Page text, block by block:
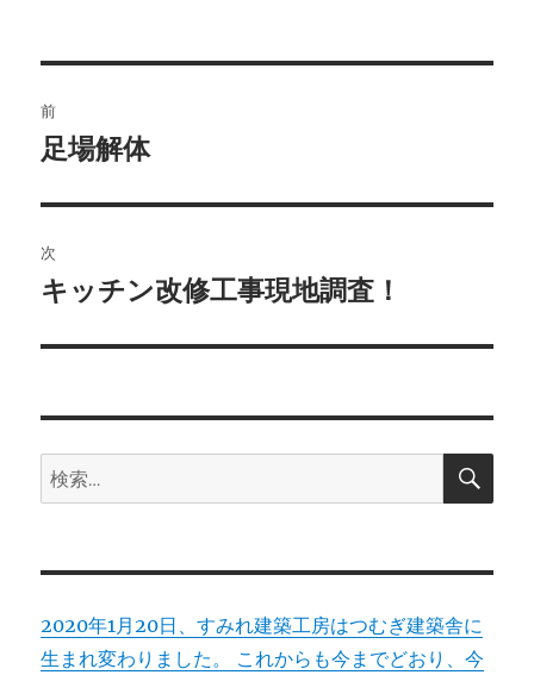
稿
ビ
ゲ
ー
ン
前
前
投
稿:
足場解体
次
次
投
キッチン改修工事現地調査！
検
索:
検
2020年1月20日、すみれ建築工房はつむぎ建築舎に
生まれ変わりました。 これからも今までどおり、今